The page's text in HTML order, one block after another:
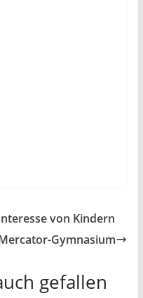
von Kindern
Gymnasium
gefallen